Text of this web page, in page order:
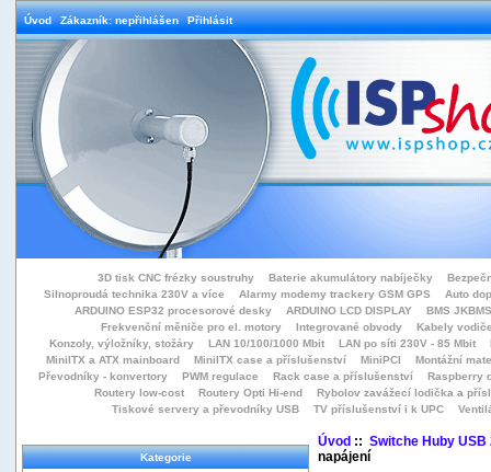
Úvod Zákazník: nepřihlášen Přihlásit
3D tisk CNC frézky soustruhy Baterie akumulátory nabíječky
Silnoproudá technika 230V a více
Alarmy modemy trackery GSM GPS
Auto
ARDUINO ESP32 procesorové desky
ARDUINO LCD DISPLAY
BMS
Frekvenční měniče pro el. motory
Integrované obvody
Kabely
Konzoly, výložníky, stožáry
LAN 10/100/1000 Mbit LAN po síti 230V - 85 Mbit
MiniITX a ATX mainboard
MiniITX case a příslušenství MiniPCI
Montážní
Převodníky - konvertory
PWM regulace Rack case a příslušenství
Raspberry
Routery low-cost
Routery Opti Hi-end
Rybolov zavážecí lodička a přísl
Tiskové servery a převodníky USB
TV příslušenství i k UPC
Kategorie
Úvod:: Switche Huby USB
napájení